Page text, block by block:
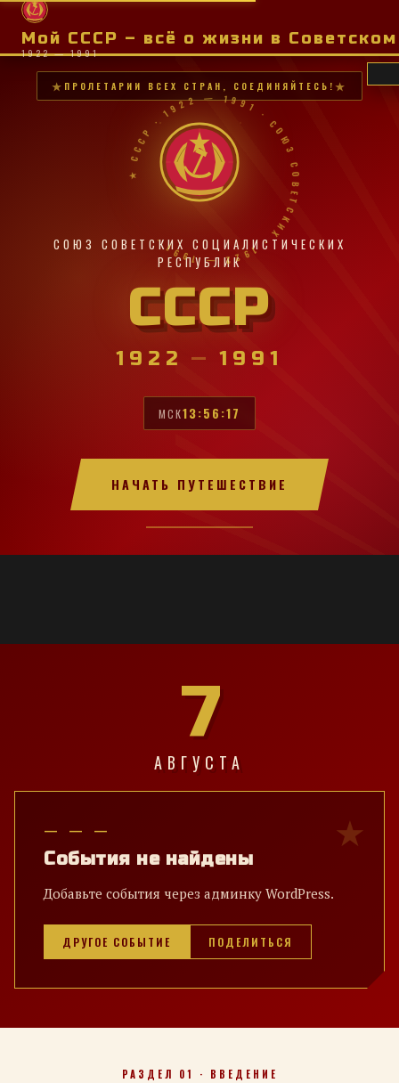
Мой СССР – всё о жизни в
1922 — 1991
ПРОЛЕТАРИИ ВСЕХ СТРАН, СОЕДИНЯЙТЕСЬ!
★ СССР · 1922 — 1991 · СОЮЗ СОВЕТСКИХ · 1922 — 1991 ·
СОЮЗ СОВЕТСКИХ СОЦИАЛИСТИЧЕСКИХ
РЕСПУБЛИК
СССР
1922 — 1991
МСК13:56:18
НАЧАТЬ ПУТЕШЕСТВИЕ
7
АВГУСТА
— — —
События не найдены
Добавьте события через админку WordPress.
ДРУГОЕ СОБЫТИЕ ПОДЕЛИТЬСЯ
РАЗДЕЛ 01 · ВВЕДЕНИЕ